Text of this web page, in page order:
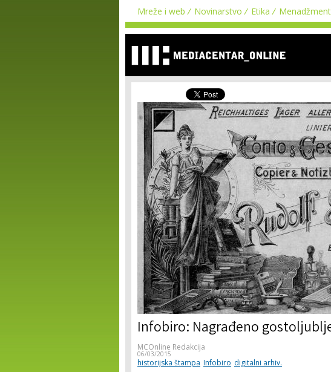
Mreže i web Novinarstvo Etika Menadžment
Infobiro: Nagrađeno
MCOnline Redakcija
06/03/2015
historijska štampa Infobiro digitalni arhiv.